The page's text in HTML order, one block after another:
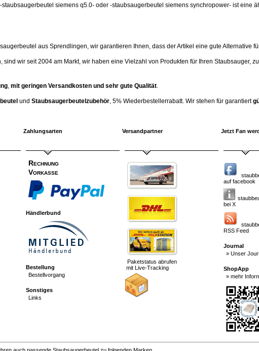
siemens q5.0- oder -staubsaugerbeutel siemens synchropower- ist eine
aus Sprendlingen, wir garantieren Ihnen, dass der Artikel eine gute Alternative
wir seit 2004 am Markt, wir haben eine Vielzahl von Produkten für Ihren Staubsauger,
, mit geringen Versandkosten und sehr gute Qualität.
und Staubsaugerbeutelzubehör, 5% Wiederbestellerrabatt. Wir stehen für garantiert
Zahlungsarten
Rechnung
Vorkasse
Händlerbund
Bestellung
Bestellvorgang
Sonstiges
Links
Versandpartner
Paketstatus abrufen
mit Live-Tracking
Jetzt Fan
auf facebook
bei X
RSS Feed
Journal
» Unser
ShopApp
» mehr